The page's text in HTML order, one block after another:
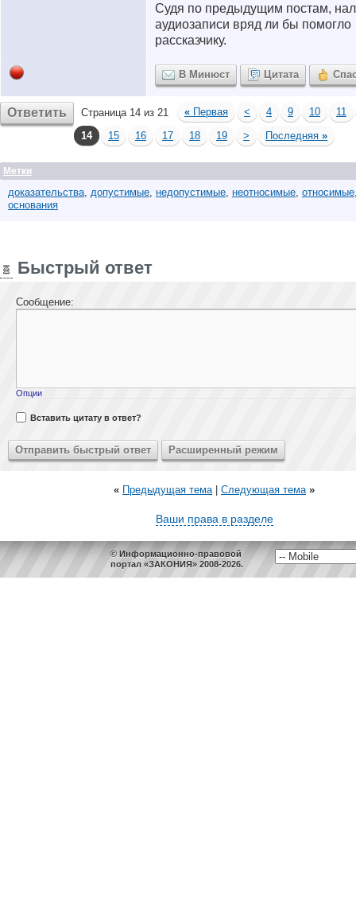
Судя по предыдущим постам,
аудиозаписи вряд ли бы помогло
рассказчику.
В Минюст Цитата
Ответить Страница 14 из 21 « Первая < 4 9 10
11
14
15 16 17 18 19 > Последняя »
Метки
доказательства, допустимые, недопустимые, неотносимые, относимые
основания
Быстрый ответ
Сообщение:
Опции
Вставить цитату в ответ?
« Предыдущая тема| Следующая тема »
Ваши права в разделе
© Информационно-правовой
портал «ЗАКОНИЯ» 2008-2026.